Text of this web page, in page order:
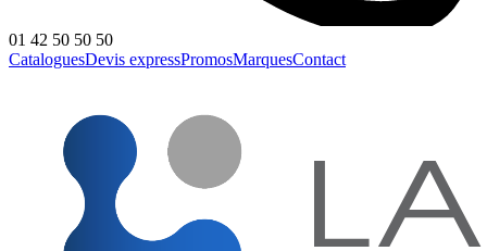
01 42 50 50 50
CataloguesDevis expressPromosMarquesContact